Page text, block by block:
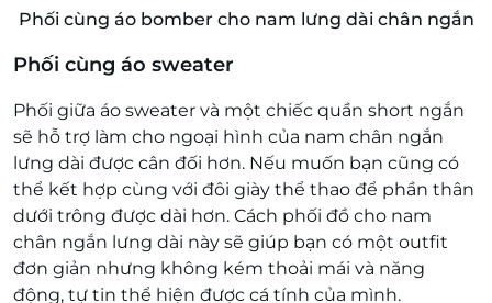
Phối cùng áo bomber cho nam lưng dài chân ngắn
Phối cùng áo sweater
Phối giữa áo sweater và một chiếc quần short ngắn
sẽ hỗ trợ làm cho ngoại hình của nam chân ngắn
lưng dài được cân đối hơn. Nếu muốn bạn cũng có
thể kết hợp cùng với đôi giày thể thao để phần thân
dưới trông được dài hơn. Cách phối đồ cho nam
chân ngắn lưng dài này sẽ giúp bạn có một outfit
đơn giản nhưng không kém thoải mái và năng
động, tự tin thể hiện được cá tính của mình.